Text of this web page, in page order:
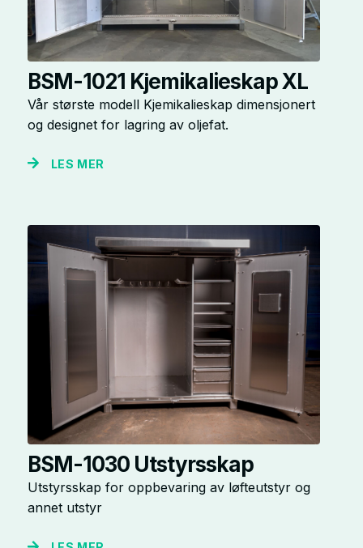
BSM-1021 Kjemikalieskap XL
Vår største modell Kjemikalieskap dimensjonert
og designet for lagring av oljefat.
LES MER
BSM-1030 Utstyrsskap
Utstyrsskap for oppbevaring av løfteutstyr og
annet utstyr